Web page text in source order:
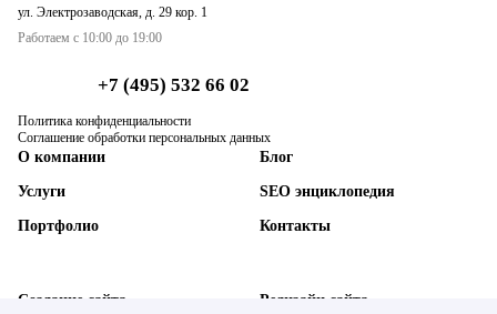
ул. Электрозаводская, д. 29 кор. 1
Работаем с 10:00 до 19:00
+7 (495) 532 66 02
Политика конфиденциальности
Соглашение обработки персональных данных
О компании
Услуги
Портфолио
Блог
SEO энциклопедия
Контакты
Создание сайта Редизайн сайта